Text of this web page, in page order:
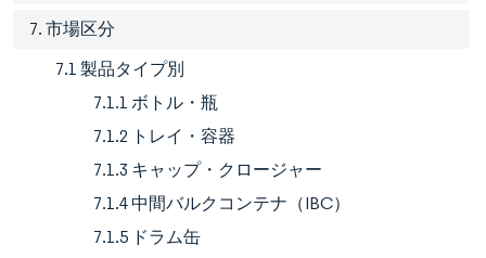
7. 市場区分
7.1 製品タイプ別
7.1.1 ボトル・瓶
7.1.2 トレイ・容器
7.1.3 キャップ・クロージャー
7.1.4 中間バルクコンテナ（IBC）
7.1.5 ドラム缶